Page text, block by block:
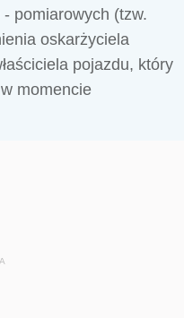
pomiarowych (tzw.
oskarżyciela
pojazdu, który
momencie